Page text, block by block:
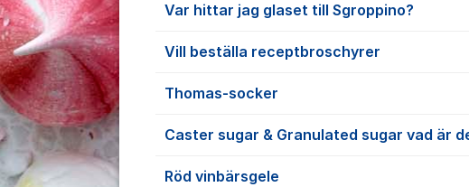
Var hittar jag glaset till Sgroppino?
Vill beställa receptbroschyrer
Thomas-socker
Caster sugar & Granulated sugar vad är
Röd vinbärsgele